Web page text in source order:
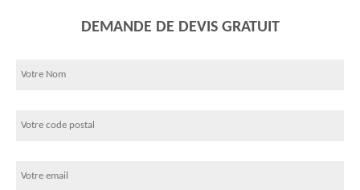
DEMANDE DE DEVIS GRATUIT